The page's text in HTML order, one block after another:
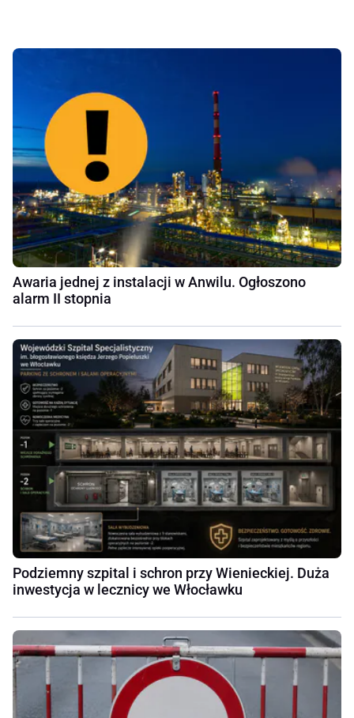
Awaria jednej z instalacji w Anwilu. Ogłoszono
alarm II stopnia
Podziemny szpital i schron przy Wienieckiej. Duża
inwestycja w lecznicy we Włocławku